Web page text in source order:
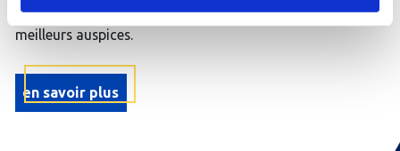
arrivée sereine et commencer votre séjour sous les
meilleurs auspices.
en savoir plus